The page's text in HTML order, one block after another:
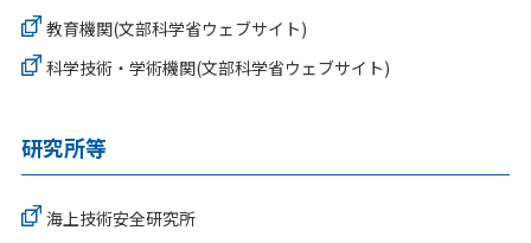
教育機関(文部科学省ウェブサイト)
科学技術・学術機関(文部科学省ウェブサイト)
研究所等
海上技術安全研究所